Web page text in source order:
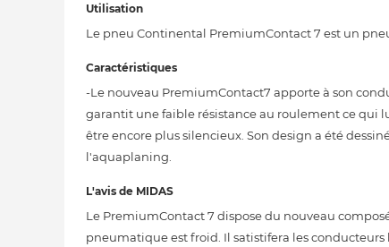
Utilisation
Le pneu Continental PremiumContact 7 est un
Caractéristiques
-Le nouveau PremiumContact7 apporte à son
garantit une faible résistance au roulement ce qui
être encore plus silencieux. Son design a été
l'aquaplaning.
L'avis de MIDAS
Le PremiumContact 7 dispose du nouveau
pneumatique est froid. Il satistifera les